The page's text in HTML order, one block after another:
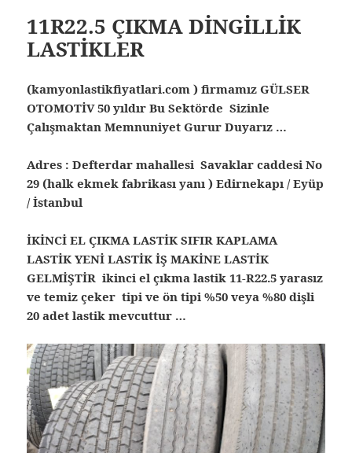
11R22.5 ÇIKMA DİNGİLLİK
LASTİKLER
(kamyonlastikfiyatlari.com ) firmamız GÜLSER
OTOMOTİV 50 yıldır Bu Sektörde Sizinle
Çalışmaktan Memnuniyet Gurur Duyarız …
Adres : Defterdar mahallesi Savaklar caddesi No
29 (halk ekmek fabrikası yanı ) Edirnekapı / Eyüp
/ İstanbul
İKİNCİ EL ÇIKMA LASTİK SIFIR KAPLAMA
LASTİK YENİ LASTİK İŞ MAKİNE LASTİK
GELMİŞTİR ikinci el çıkma lastik11-R22.5 yarasız
ve temiz çeker tipi ve ön tipi %50 veya %80 dişli
20 adet lastik mevcuttur …